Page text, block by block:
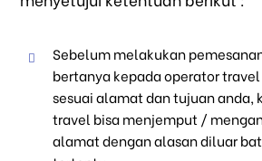
Sebelum melakukan
bertanya kepada operator
sesuai alamat dan tujuan anda,
travel bisa menjemput /
alamat dengan alasan diluar